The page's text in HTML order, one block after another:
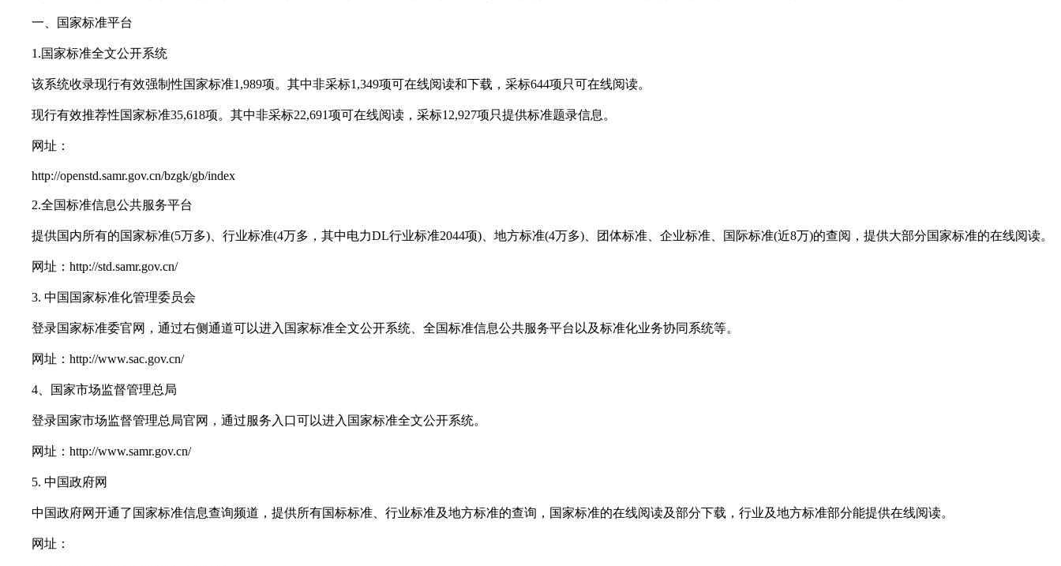
一、国家标准平台
1.国家标准全文公开系统
该系统收录现行有效强制性国家标准1,989项。其中非采标1,349项可在线阅读和下载，采标644项只可在线阅读。
现行有效推荐性国家标准35,618项。其中非采标22,691项可在线阅读，采标12,927项只提供标准题录信息。
网址：
http://openstd.samr.gov.cn/bzgk/gb/index
2.全国标准信息公共服务平台
提供国内所有的国家标准(5万多)、行业标准(4万多，其中电力DL行业标准2044项)、地方标准(4万多)、团体标准、企业标准、国际标准(近8万)的查阅，提供大部分国家标准的在线阅读。
网址：http://std.samr.gov.cn/
3. 中国国家标准化管理委员会
登录国家标准委官网，通过右侧通道可以进入国家标准全文公开系统、全国标准信息公共服务平台以及标准化业务协同系统等。
网址：http://www.sac.gov.cn/
4、国家市场监督管理总局
登录国家市场监督管理总局官网，通过服务入口可以进入国家标准全文公开系统。
网址：http://www.samr.gov.cn/
5. 中国政府网
中国政府网开通了国家标准信息查询频道，提供所有国标标准、行业标准及地方标准的查询，国家标准的在线阅读及部分下载，行业及地方标准部分能提供在线阅读。
网址：